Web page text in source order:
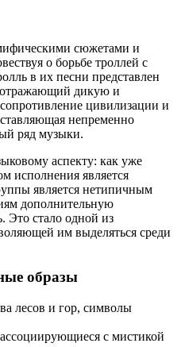
сюжетами и
о борьбе троллей с
в их песни представлен
отражающий дикую и
цивилизации и
непременно
ряд музыки.
аспекту: как уже
исполнения является
является нетипичным
дополнительную
Это стало одной из
им выделяться среди
образы
лесов и гор, символы
с мистикой